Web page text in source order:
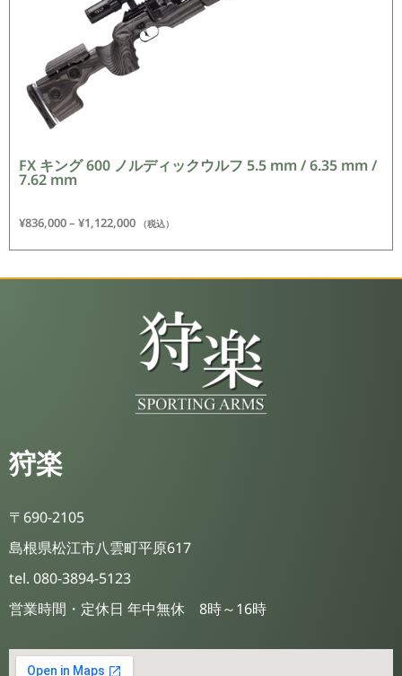
FX キング 600 ノルディックウルフ 5.5 mm / 6.35 mm /
7.62 mm
¥836,000– ¥1,122,000 （税込）
狩楽
〒690-2105
島根県松江市八雲町平原617
tel. 080-3894-5123
営業時間・定休日 年中無休 8時～16時